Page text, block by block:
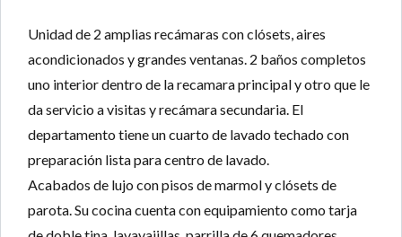
Unidad de 2 amplias recámaras con clósets, aires
acondicionados y grandes ventanas. 2 baños completos
uno interior dentro de la recamara principal y otro que le
da servicio a visitas y recámara secundaria. El
departamento tiene un cuarto de lavado techado con
preparación lista para centro de lavado.
Acabados de lujo con pisos de marmol y clósets de
parota. Su cocina cuenta con equipamiento como tarja